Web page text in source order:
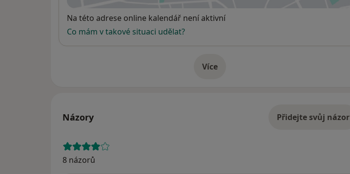
Dostupnost
Na této adrese online kalendář není aktivní
Co mám v takové situaci udělat?
Víceo adrese
Názory Přidejte svůj názor
8 názorů